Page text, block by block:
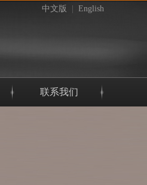
中文版 English
联系我们